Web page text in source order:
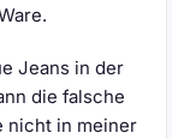
Jeans in der
die falsche
nicht in meiner